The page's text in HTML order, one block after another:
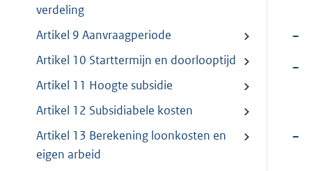
verdeling
Artikel 9 Aanvraagperiode
Artikel 10 Starttermijn en doorlooptijd
Artikel 11 Hoogte subsidie
Artikel 12 Subsidiabele kosten
Artikel 13 Berekening loonkosten en
eigen arbeid
–
–
–